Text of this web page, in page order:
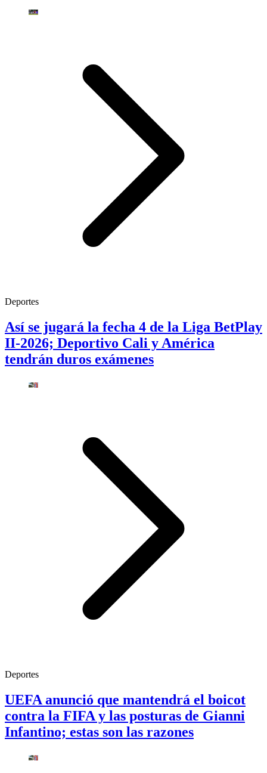
Deportes
Así se jugará la fecha 4 de la Liga BetPlay
II-2026; Deportivo Cali y América
tendrán duros exámenes
Deportes
UEFA anunció que mantendrá el boicot
contra la FIFA y las posturas de Gianni
Infantino; estas son las razones